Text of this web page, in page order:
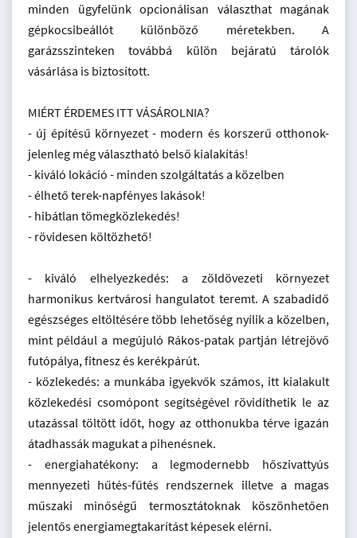
minden ügyfelünk opcionálisan választhat magának
gépkocsibeállót különböző méretekben. A
garázsszinteken továbbá külön bejáratú tárolók
vásárlása is biztosított.
MIÉRT ÉRDEMES ITT VÁSÁROLNIA?
- új építésű környezet - modern és korszerű otthonok-
jelenleg még választható belső kialakítás!
- kiváló lokáció - minden szolgáltatás a közelben
- élhető terek-napfényes lakások!
- hibátlan tömegközlekedés!
- rövidesen költözhető!
- kiváló elhelyezkedés: a zöldövezeti környezet
harmonikus kertvárosi hangulatot teremt. A szabadidő
egészséges eltöltésére több lehetőség nyílik a közelben,
mint például a megújuló Rákos-patak partján létrejövő
futópálya, fitnesz és kerékpárút.
- közlekedés: a munkába igyekvők számos, itt kialakult
közlekedési csomópont segítségével rövidíthetik le az
utazással töltött időt, hogy az otthonukba térve igazán
átadhassák magukat a pihenésnek.
- energiahatékony: a legmodernebb hőszivattyús
mennyezeti hűtés-fűtés rendszernek illetve a magas
műszaki minőségű termosztátoknak köszönhetően
jelentős energiamegtakarítást képesek elérni.